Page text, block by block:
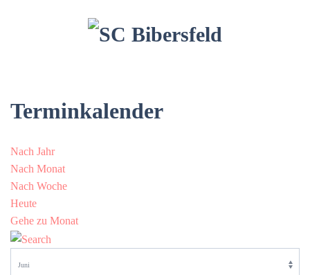
Terminkalender
Nach Jahr
Nach Monat
Nach Woche
Heute
Gehe zu Monat